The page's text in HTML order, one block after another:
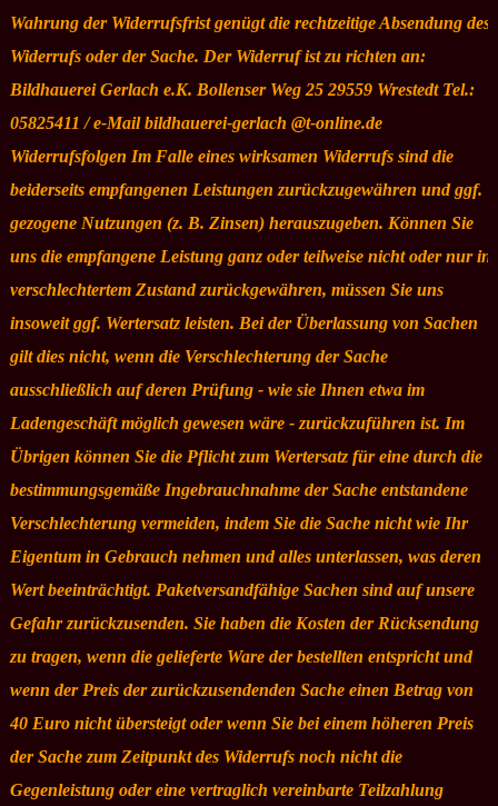
Wahrung der Widerrufsfrist genügt die rechtzeitige Absendung des
Widerrufs oder der Sache. Der Widerruf ist zu richten an:
Bildhauerei Gerlach e.K. Bollenser Weg 25 29559 Wrestedt Tel.:
05825411 / e-Mail bildhauerei-gerlach @t-online.de
Widerrufsfolgen Im Falle eines wirksamen Widerrufs sind die
beiderseits empfangenen Leistungen zurückzugewähren und ggf.
gezogene Nutzungen (z. B. Zinsen) herauszugeben. Können Sie
uns die empfangene Leistung ganz oder teilweise nicht oder nur in
verschlechtertem Zustand zurückgewähren, müssen Sie uns
insoweit ggf. Wertersatz leisten. Bei der Überlassung von Sachen
gilt dies nicht, wenn die Verschlechterung der Sache
ausschließlich auf deren Prüfung - wie sie Ihnen etwa im
Ladengeschäft möglich gewesen wäre - zurückzuführen ist. Im
Übrigen können Sie die Pflicht zum Wertersatz für eine durch die
bestimmungsgemäße Ingebrauchnahme der Sache entstandene
Verschlechterung vermeiden, indem Sie die Sache nicht wie Ihr
Eigentum in Gebrauch nehmen und alles unterlassen, was deren
Wert beeinträchtigt. Paketversandfähige Sachen sind auf unsere
Gefahr zurückzusenden. Sie haben die Kosten der Rücksendung
zu tragen, wenn die gelieferte Ware der bestellten entspricht und
wenn der Preis der zurückzusendenden Sache einen Betrag von
40 Euro nicht übersteigt oder wenn Sie bei einem höheren Preis
der Sache zum Zeitpunkt des Widerrufs noch nicht die
Gegenleistung oder eine vertraglich vereinbarte Teilzahlung